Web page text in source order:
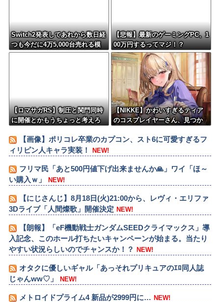
Switch2発表してあれから数日経
つも今だに4万5,000台売れる模
様・・・・・・
【悲報】最新のゲーミングPC、1
00万円するってマジ！？
【ロマサガRS】制圧と関門同時
に開催とかもうちょっと考えろ
【NIKKE】かわいすぎるティア
のコスプレイヤーさん、見つか
【画像】ポリコレ卒業のカプコン、スト6に可愛すぎるフ
ィリピン人キャラ実装！
NEW!
フリマ民「あと500円値下げ出来ませんか🙏」ワイ「ほ～
い購入ｗ」
NEW!
【にじさんじ】8月18日(火)21:00から、レヴィ・エリファ
3Dライブ「人間燦歌」開催決定 NEW!
【朗報】「eF機動戦士ガンダムSEEDクライマックス」導
入記念、このホール打ちたいキャンペーンが始まる。当たり
やすい状況らしいのでチャンスか！？ NEW!
オタクに優しいギャル「あっそれプリキュアのｴﾛ同人誌
じゃんww♡」
NEW!
メトロイドプライム4 新品が2999円に… NEW!